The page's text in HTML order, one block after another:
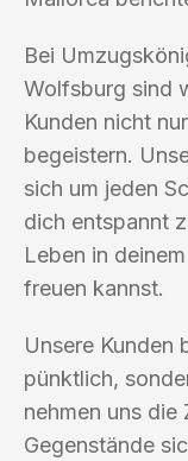
Bei
Wolfsburg sind
Kunden nicht
begeistern.
sich um jeden
dich entspannt
Leben in
freuen kannst.
Unsere Kunden
pünktlich,
nehmen uns die
Gegenstände